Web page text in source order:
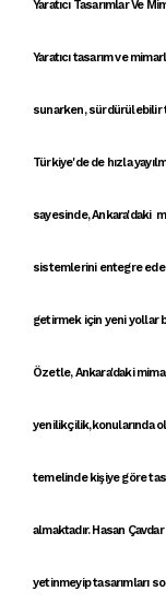
Yaratıcı Tasarımlar Ve
Yaratıcı tasarımve
sunarken,sürdürülebilir
Türkiye'de de hızla
sayesinde,Ankara'daki
sistemlerini entegre
getirmek için yeni yollar
Özetle,Ankara'daki
yenilikçilik,konularında
temelindekişiye göre
almaktadır.Hasan
yetinmeyiptasarımları